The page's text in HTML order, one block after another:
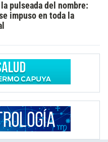
pulseada del nombre:
impuso en toda la